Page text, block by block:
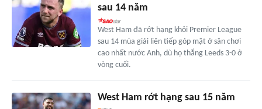
sau 14 năm
West Ham đã rớt hạng khỏi Premier League
sau 14 mùa giải liên tiếp góp mặt ở sân chơi
cao nhất nước Anh, dù họ thắng Leeds 3-0 ở
vòng cuối.
West Ham rớt hạng sau 15 năm